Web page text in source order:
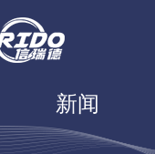
新闻